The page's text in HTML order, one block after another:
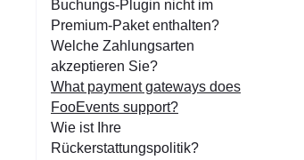
Buchungs-Plugin nicht im
Premium-Paket enthalten?
Welche Zahlungsarten
akzeptieren Sie?
What payment gateways does
FooEvents support?
Wie ist Ihre
Rückerstattungspolitik?